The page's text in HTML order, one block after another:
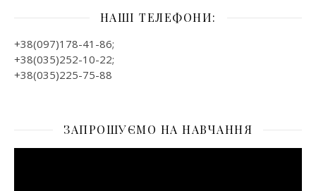
НАШІ ТЕЛЕФОНИ:
+38(097)178-41-86;
+38(035)252-10-22;
+38(035)225-75-88
ЗАПРОШУЄМО НА НАВЧАННЯ
Відеопрогравач